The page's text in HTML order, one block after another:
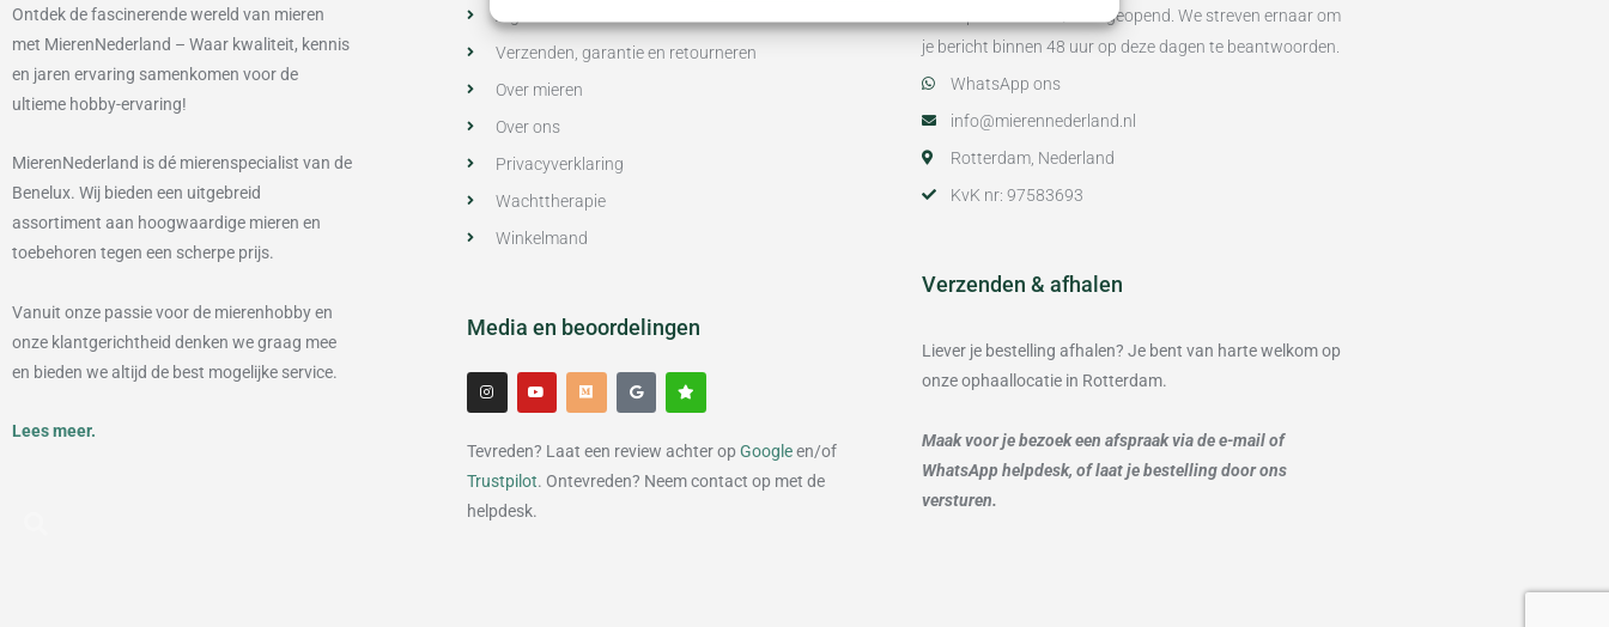
Ontdek de fascinerende wereld van mieren
met MierenNederland – Waar kwaliteit, kennis
en jaren ervaring samenkomen voor de
ultieme hobby-ervaring!
MierenNederland is dé mierenspecialist van de
Benelux. Wij bieden een uitgebreid
assortiment aan hoogwaardige mieren en
toebehoren tegen een scherpe prijs.
Vanuit onze passie voor de mierenhobby en
onze klantgerichtheid denken we graag mee
en bieden we altijd de best mogelijke service.
Lees meer.
Algemene voorwaarden
Verzenden, garantie en retourneren
Over mieren
Over ons
Privacyverklaring
Wachttherapie
Winkelmand
Media en beoordelingen
I
n
s
g
a
m
Y
o
u
u
b
M
e
d
m
G
o
o
l
e
S
t
a
Tevreden? Laat een review achter op Googleen/of
Trustpilot. Ontevreden? Neem contact op met de
helpdesk.
De helpdesk is ma t/m vr geopend. We streven ernaar om
je bericht binnen 48 uur op deze dagen te beantwoorden.
WhatsApp ons
info@mierennederland.nl
Rotterdam, Nederland
KvK nr: 97583693
Verzenden & afhalen
Liever je bestelling afhalen? Je bent van harte welkom op
onze ophaallocatie in Rotterdam.
Maak voor je bezoek een afspraak via de e-mail of
WhatsApp helpdesk, of laat je bestelling door ons
versturen.